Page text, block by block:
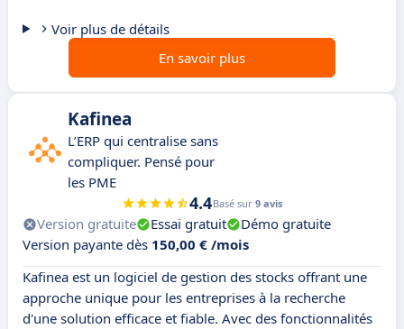
Voir plus de détails
En savoir plus
Kafinea
L’ERP qui centralise sans
compliquer. Pensé pour
les PME
4.4Basé sur 9 avis
Version gratuite Essai gratuit
Démo gratuite
Version payante dès 150,00 € /mois
Kafinea est un logiciel de gestion des stocks offrant une
approche unique pour les entreprises à la recherche
d'une solution efficace et fiable. Avec des fonctionnalités